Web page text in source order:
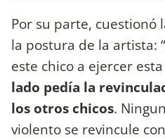
Por su parte, cuestionó
la postura de la artista:
este chico a ejercer
lado pedía la
los otros chicos.
violento se revincule